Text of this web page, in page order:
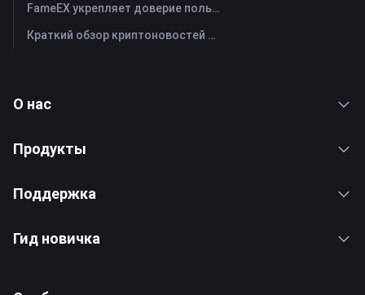
FameEX укрепляет доверие пользователей благодаря восьми годам стабильной работы и глобальному росту
Краткий обзор криптоновостей FameEX за сегодня | 28 июля 2026 г
О нас
Продукты
Поддержка
Гид новичка